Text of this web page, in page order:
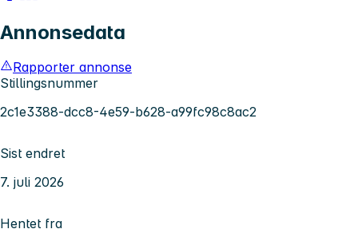
Annonsedata
Rapporter annonse
Stillingsnummer
2c1e3388-dcc8-4e59-b628-a99fc98c8ac2
Sist endret
7. juli 2026
Hentet fra